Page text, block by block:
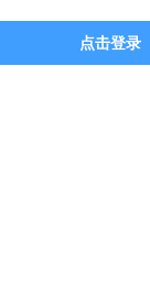
点击登录